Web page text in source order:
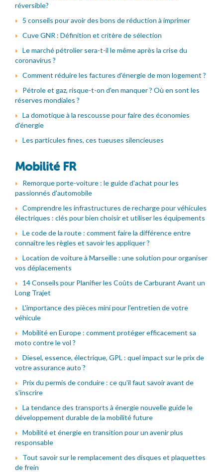
réversible?
5 conseils pour avoir des bons de réduction à imprimer
Cuve GNR : Définition et critère de sélection
Le marché pétrolier sera-t-il le même après la crise du
coronavirus ?
Comment réduire les factures d'énergie de mon logement ?
Pétrole et gaz, risque-t-on d'en manquer ? Où en sont les
réserves mondiales ?
La domotique à la rescousse pour faire des économies
d'énergie
Les particules fines, ces tueuses silencieuses
Mobilité FR
Remorque porte-voiture : le guide d'achat pour les
passionnés d'automobile
Comprendre les infrastructures de recharge pour véhicules
électriques : clés pour bien choisir et utiliser les équipements
Le code de la route : comment faire la différence entre
connaître les règles et savoir les appliquer ?
Location de voiture à Marseille : une solution pour organiser
vos déplacements
14 Conseils pour Planifier les Coûts de Carburant Avant un
Long Trajet
L'importance des pièces mini pour l'entretien de votre
véhicule
Mobilité en Europe : comment protéger efficacement sa
moto contre le vol ?
Diesel, essence, électrique, GPL : quel impact sur le prix de
votre assurance auto ?
Prix du permis de conduire : ce qu'il faut savoir avant de
s'inscrire
La tendance des transports à énergie nouvelle guide le
développement durable de la mobilité future
Mobilité et énergie en transition pour un avenir plus
responsable
Tout savoir sur le remplacement des disques et plaquettes
de frein